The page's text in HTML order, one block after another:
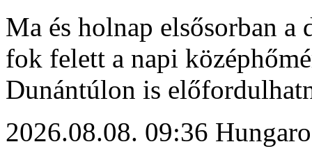
Ma és holnap elsősorban
fok felett a napi
Dunántúlon is
2026.08.08. 09:36